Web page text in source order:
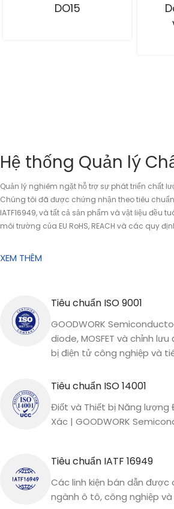
DO15
Hệ thống Quản lý
Quản lý nghiêm ngặt hỗ trợ sự phát triển chất
Chúng tôi đã được chứng nhận theo tiêu chuẩn
IATF16949, và tất cả sản phẩm và vật liệu đều
môi trường của EU RoHS, REACH và các quy
XEM THÊM
Tiêu chuẩn ISO 9001
GOODWORK
diode, MOSFET và chỉnh
bị điện tử công nghiệp và
Tiêu chuẩn ISO 14001
Điốt và Thiết bị Năng lượng
Xác | GOODWORK
Tiêu chuẩn IATF 16949
Các linh kiện bán dẫn được
ngành ô tô, công nghiệp và